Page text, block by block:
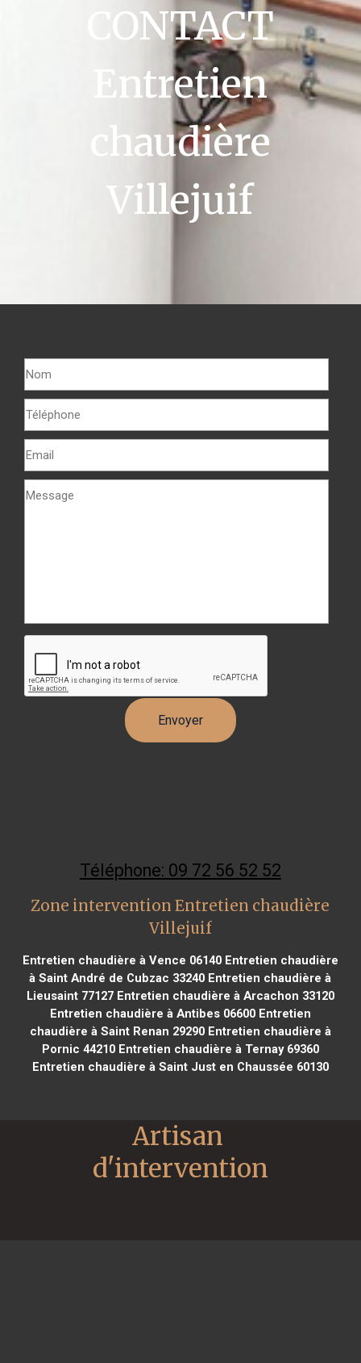
CONTACT
Entretien
chaudière
Villejuif
Téléphone: 09 72 56 52 52
Zone intervention Entretien chaudière
Villejuif
Entretien chaudière à Vence 06140Entretien chaudière
à Saint André de Cubzac 33240 Entretien chaudière à
Lieusaint 77127Entretien chaudière à Arcachon 33120
Entretien chaudière à Antibes 06600Entretien
chaudière à Saint Renan 29290Entretien chaudière à
Pornic 44210Entretien chaudière à Ternay 69360
Entretien chaudière à Saint Just en Chaussée 60130
Artisan
d'intervention